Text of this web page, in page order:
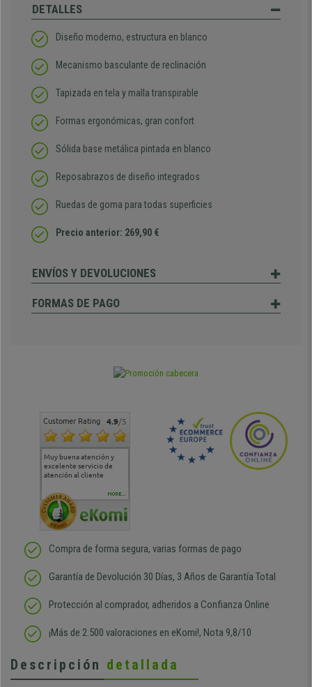
DETALLES
Diseño moderno, estructura en blanco
Mecanismo basculante de reclinación
Tapizada en tela y malla transpirable
Formas ergonómicas, gran confort
Sólida base metálica pintada en blanco
Reposabrazos de diseño integrados
Ruedas de goma para todas superficies
Precio anterior: 269,90 €
ENVÍOS Y DEVOLUCIONES
FORMAS DE PAGO
Customer Rating 4.9/5
Muy buena atención y
excelente servicio de
atención al cliente
Muy buena atención de
cara al asesoramiento
Si estoy contento
MORE...
Compra de forma segura, varias formas de pago
Garantía de Devolución 30 Días, 3 Años de Garantía Total
Protección al comprador, adheridos a Confianza Online
¡Más de 2.500 valoraciones en eKomi!, Nota 9,8/10
Descripción detallada